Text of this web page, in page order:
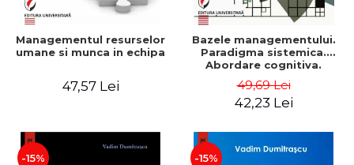
Managementul resurselor
umane si munca in echipa
47,57 Lei
Bazele managementului.
Paradigma sistemica.
Abordare cognitiva.
comportamentala - Vadim
Dumitrascu
49,69 Lei
42,23 Lei
-15% -15%